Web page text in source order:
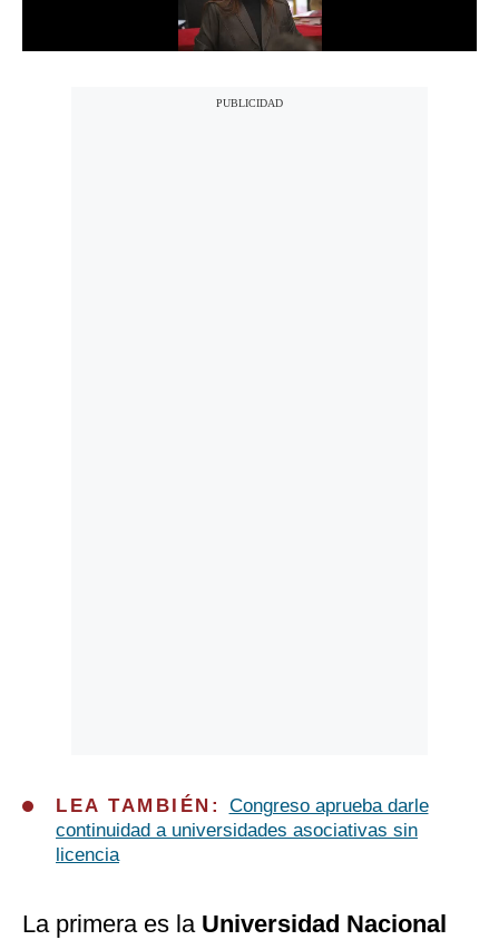
LEA TAMBIÉN: Congreso aprueba darle
continuidad a universidades asociativas sin
licencia
La primera es la Universidad Nacional